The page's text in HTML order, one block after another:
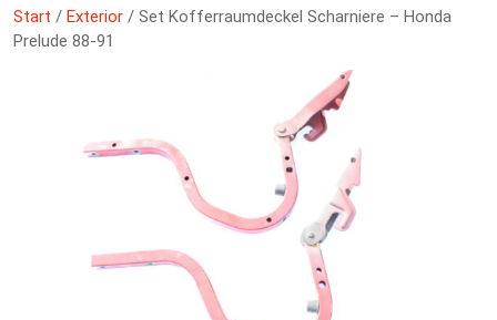
Start / Exterior / Set Kofferraumdeckel Scharniere – Honda
Prelude 88-91